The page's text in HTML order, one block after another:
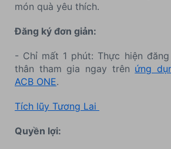
món quà yêu thích.
Đăng ký đơn giản:
- Chỉ mất 1 phút: Thực hiện
thân tham gia ngay trên ứng
ACB ONE.
Tích lũy Tương Lai
Quyền lợi: